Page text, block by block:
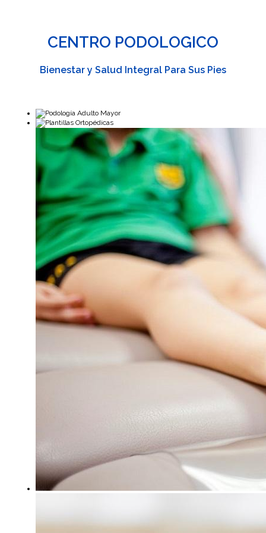
CENTRO PODOLOGICO
Bienestar y Salud Integral Para Sus Pies